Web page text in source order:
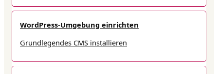
WordPress-Umgebung einrichten
Grundlegendes CMS installieren